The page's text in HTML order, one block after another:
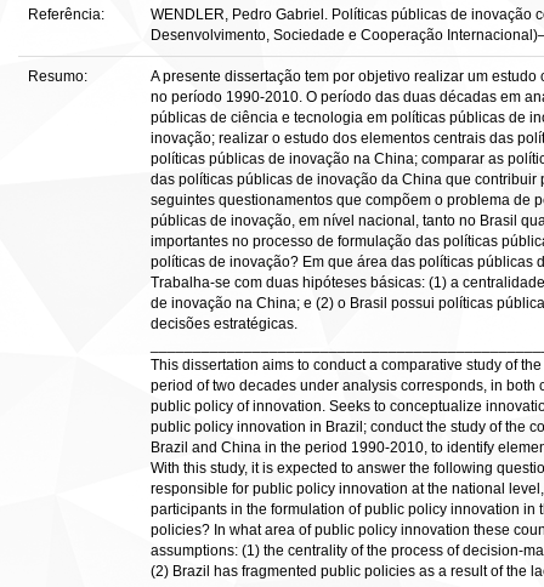
Referência:
WENDLER, Pedro Gabriel. Políticas públicas de inovação
Desenvolvimento, Sociedade e Cooperação
Resumo:
A presente dissertação tem por objetivo realizar um
no período 1990-2010. O período das duas décadas em
públicas de ciência e tecnologia em políticas públicas de
inovação; realizar o estudo dos elementos centrais das
políticas públicas de inovação na China; comparar as
das políticas públicas de inovação da China que
seguintes questionamentos que compõem o problema de
públicas de inovação, em nível nacional, tanto no Brasil
importantes no processo de formulação das políticas
políticas de inovação? Em que área das políticas públicas
Trabalha-se com duas hipóteses básicas: (1) a
de inovação na China; e (2) o Brasil possui políticas
decisões estratégicas.
This dissertation aims to conduct a comparative study of
period of two decades under analysis corresponds, in
public policy of innovation. Seeks to conceptualize
public policy innovation in Brazil; conduct the study of the
Brazil and China in the period 1990-2010, to identify
With this study, it is expected to answer the following
responsible for public policy innovation at the national
participants in the formulation of public policy innovation
policies? In what area of public policy innovation these
assumptions: (1) the centrality of the process of decision-
(2) Brazil has fragmented public policies as a result of the